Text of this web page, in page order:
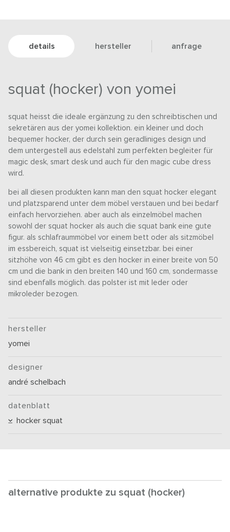
details hersteller anfrage
squat (hocker) von yomei
squat heisst die ideale ergänzung zu den schreibtischen und
sekretären aus der yomei kollektion. ein kleiner und doch
bequemer hocker, der durch sein geradliniges design und
dem untergestell aus edelstahl zum perfekten begleiter für
magic desk, smart desk und auch für den magic cube dress
wird.
bei all diesen produkten kann man den squat hocker elegant
und platzsparend unter dem möbel verstauen und bei bedarf
einfach hervorziehen. aber auch als einzelmöbel machen
sowohl der squat hocker als auch die squat bank eine gute
figur. als schlafraummöbel vor einem bett oder als sitzmöbel
im essbereich, squat ist vielseitig einsetzbar. bei einer
sitzhöhe von 46 cm gibt es den hocker in einer breite von 50
cm und die bank in den breiten 140 und 160 cm, sondermasse
sind ebenfalls möglich. das polster ist mit leder oder
mikroleder bezogen.
hersteller
yomei
designer
andré schelbach
datenblatt
hocker squat
alternative produkte zu squat (hocker)